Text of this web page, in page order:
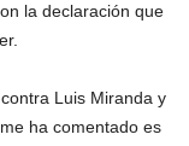
la declaración que
Luis Miranda y
ha comentado es